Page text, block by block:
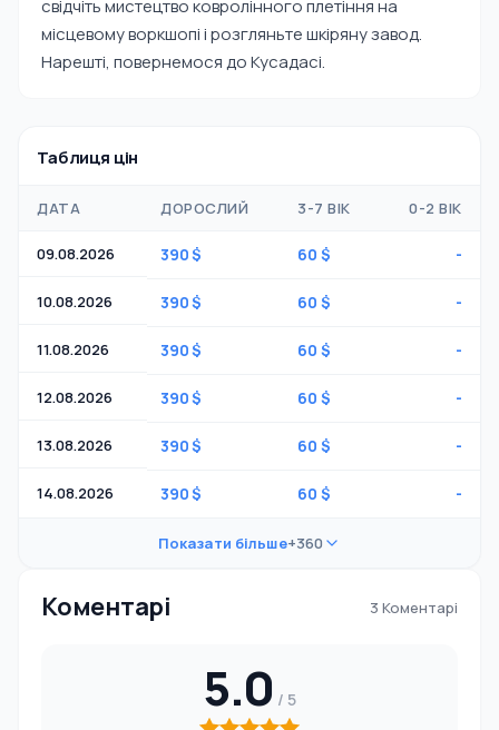
свідчіть мистецтво ковролінного плетіння на
місцевому воркшопі і розгляньте шкіряну завод.
Нарешті, повернемося до Кусадасі.
Таблиця цін
ДАТА ДОРОСЛИЙ 3-7 ВІК 0-2 ВІК
09.08.2026 390 $ 60 $ -
10.08.2026 390 $ 60 $ -
11.08.2026 390 $ 60 $ -
12.08.2026 390 $ 60 $ -
13.08.2026 390 $ 60 $ -
14.08.2026 390 $ 60 $ -
Показати більше+360
Коментарі 3 Коментарі
5.0